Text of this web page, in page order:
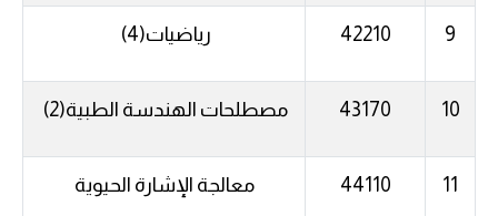
9
42210 رياضيات(4)
10
43170 مصطلحات الهندسة الطبية(2)
11
44110 معالجة الإشارة الحيوية